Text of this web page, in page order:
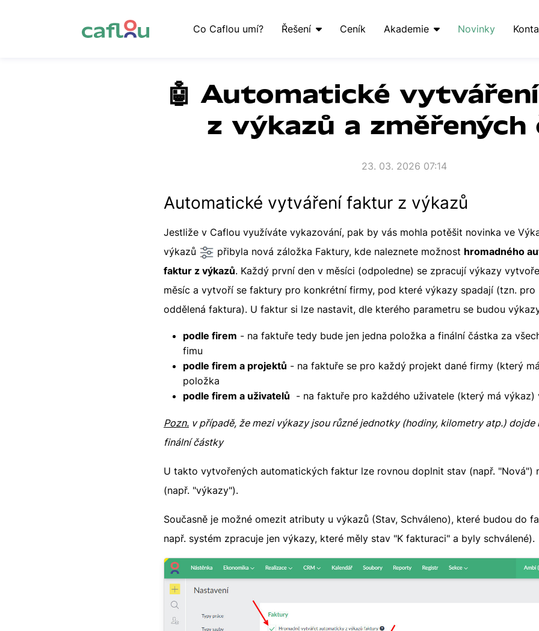
Co Caflou umí? Řešení Ceník Akademie Novinky
🤖 Automatické
z výkazů a změřených
23. 03. 2026 07:14
Automatické vytváření faktur z výkazů
Jestliže v Caflou využíváte vykazování, pak by vás mohla potěšit novinka ve
výkazů
přibyla nová záložka Faktury, kde naleznete možnost hromadného
faktur z výkazů. Každý první den v měsíci (odpoledne) se zpracují výkazy
měsíc a vytvoří se faktury pro konkrétní firmy, pod které výkazy spadají (tzn. pro
oddělená faktura). U faktur si lze nastavit, dle kterého parametru se budou
podle firem - na faktuře tedy bude jen jedna položka a finální částka za
fimu
podle firem a projektů - na faktuře se pro každý projekt dané firmy (který
položka
podle firem a uživatelů - na faktuře pro každého uživatele (který má
Pozn. v případě, že mezi výkazy jsou různé jednotky (hodiny, kilometry atp.) dojde
finální částky
U takto vytvořených automatických faktur lze rovnou doplnit stav (např. "Nová")
(např. "výkazy").
Současně je možné omezit atributy u výkazů (Stav, Schváleno), které budou do
např. systém zpracuje jen výkazy, které měly stav "K fakturaci" a byly schválené).